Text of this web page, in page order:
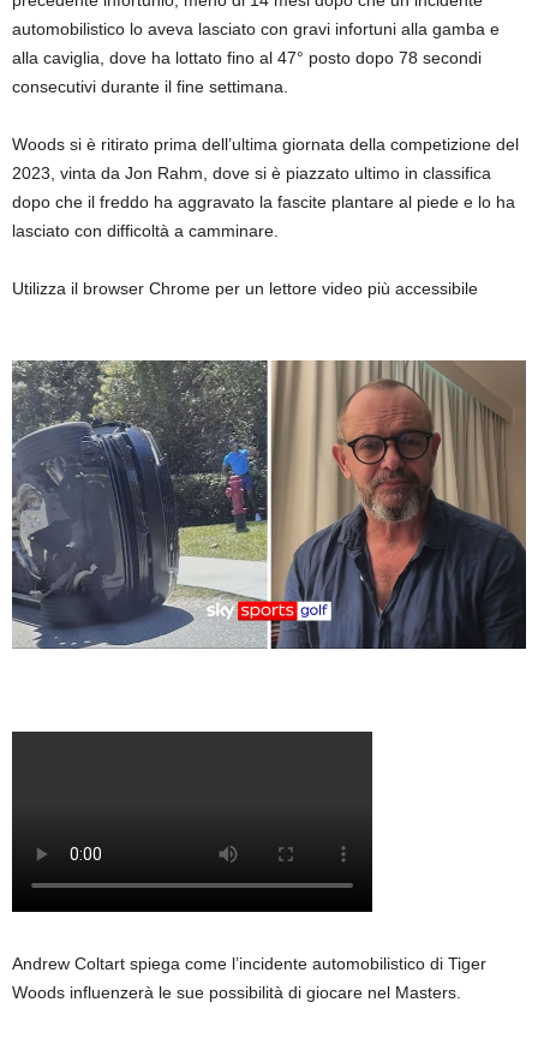
automobilistico lo aveva lasciato con gravi infortuni alla gamba e
alla caviglia, dove ha lottato fino al 47° posto dopo 78 secondi
consecutivi durante il fine settimana.
Woods si è ritirato prima dell’ultima giornata della competizione del
2023, vinta da Jon Rahm, dove si è piazzato ultimo in classifica
dopo che il freddo ha aggravato la fascite plantare al piede e lo ha
lasciato con difficoltà a camminare.
Utilizza il browser Chrome per un lettore video più accessibile
Andrew Coltart spiega come l’incidente automobilistico di Tiger
Woods influenzerà le sue possibilità di giocare nel Masters.